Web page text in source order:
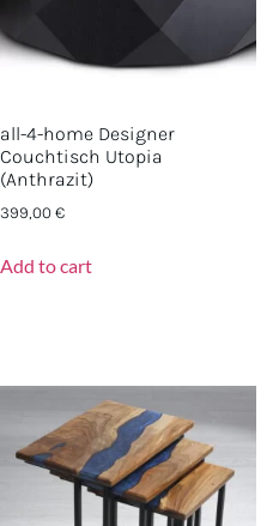
all-4-home Designer
Couchtisch Utopia
(Anthrazit)
399,00€
Add to cart